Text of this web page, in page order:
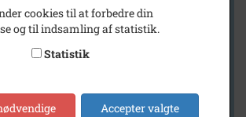
Lokalarkiv
cookies til at forbedre din
og til indsamling af statistik.
Statistik
Accepter valgte